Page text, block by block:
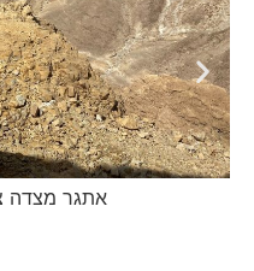
אתגר מצדה